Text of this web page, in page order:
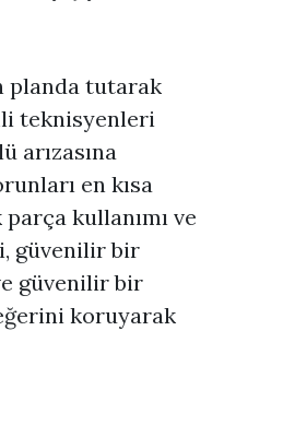
planda tutarak
teknisyenleri
arızasına
en kısa
kullanımı ve
güvenilir bir
güvenilir bir
koruyarak